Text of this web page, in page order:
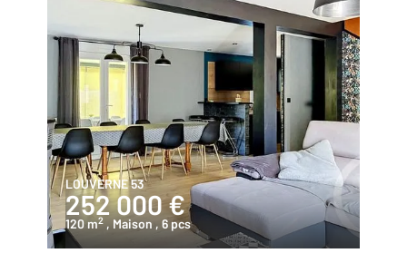
LOUVERNE 53
252 000 €
120 m2 , Maison , 6 pcs